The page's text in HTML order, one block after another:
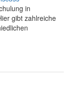
in
gibt zahlreiche